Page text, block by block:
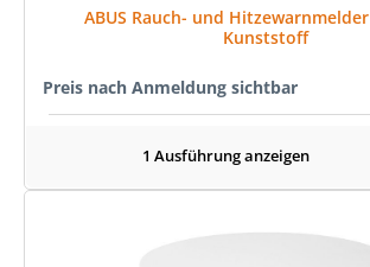
ABUS Rauch- und Hitzewarnmelder RWM150,
Kunststoff
Preis nach Anmeldung sichtbar
1 Ausführung anzeigen